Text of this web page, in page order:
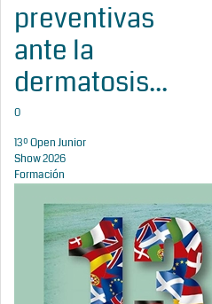
preventivas
ante la
dermatosis...
0
13º Open Junior
Show 2026
Formación